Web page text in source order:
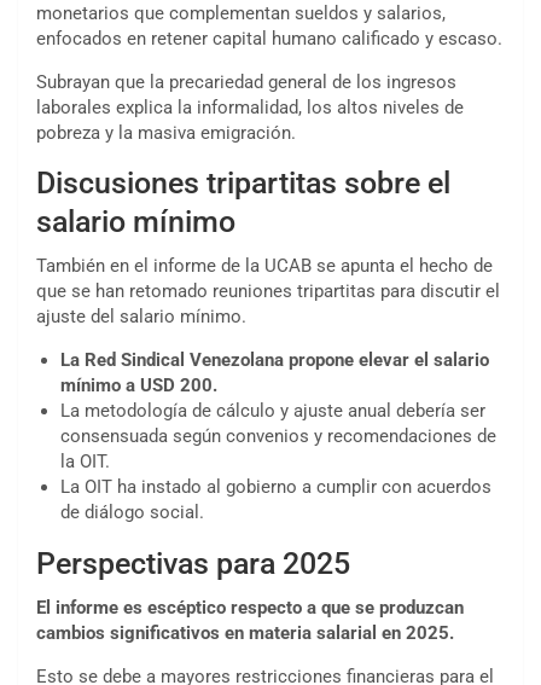
monetarios que complementan sueldos y salarios,
enfocados en retener capital humano calificado y escaso.
Subrayan que la precariedad general de los ingresos
laborales explica la informalidad, los altos niveles de
pobreza y la masiva emigración.
Discusiones tripartitas sobre el
salario mínimo
También en el informe de la UCAB se apunta el hecho de
que se han retomado reuniones tripartitas para discutir el
ajuste del salario mínimo.
La Red Sindical Venezolana propone elevar el salario
mínimo a USD 200.
La metodología de cálculo y ajuste anual debería ser
consensuada según convenios y recomendaciones de
la OIT.
La OIT ha instado al gobierno a cumplir con acuerdos
de diálogo social.
Perspectivas para 2025
El informe es escéptico respecto a que se produzcan
cambios significativos en materia salarial en 2025.
Esto se debe a mayores restricciones financieras para el